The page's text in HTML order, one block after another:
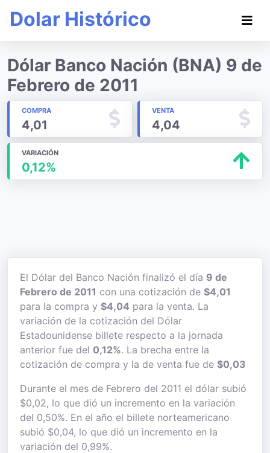
Dolar Histórico
Dólar Banco Nación (BNA) 9 de
Febrero de 2011
COMPRA
4,01
VENTA
4,04
VARIACIÓN
0,12%
El Dólar del Banco Nación finalizó el día 9 de
Febrero de 2011 con una cotización de $4,01
para la compra y $4,04 para la venta. La
variación de la cotización del Dólar
Estadounidense billete respecto a la jornada
anterior fue del 0,12%. La brecha entre la
cotización de compra y la de venta fue de $0,03
Durante el mes de Febrero del 2011 el dólar subió
$0,02, lo que dió un incremento en la variación
del 0,50%. En el año el billete norteamericano
subió $0,04, lo que dió un incremento en la
variación del 0,99%.